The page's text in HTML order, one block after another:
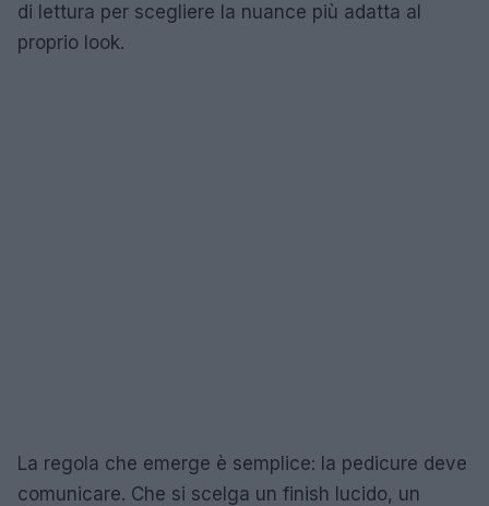
di lettura per scegliere la nuance più adatta al
proprio look.
La regola che emerge è semplice: la pedicure deve
comunicare. Che si scelga un finish lucido, un